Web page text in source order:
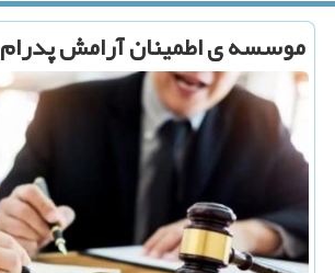
موسسه ی اطمینان آرامش پدرام